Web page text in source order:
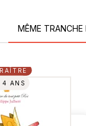
MÊME TRANCHE
4 ANS